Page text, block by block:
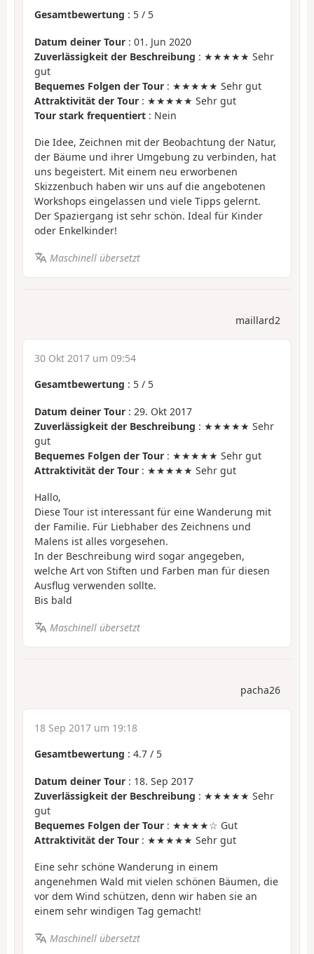
Gesamtbewertung : 5 / 5
Datum deiner Tour : 01. Jun 2020
Zuverlässigkeit der Beschreibung : ★★★★★ Sehr
gut
Bequemes Folgen der Tour : ★★★★★ Sehr gut
Attraktivität der Tour : ★★★★★ Sehr gut
Tour stark frequentiert : Nein
Die Idee, Zeichnen mit der Beobachtung der Natur,
der Bäume und ihrer Umgebung zu verbinden, hat
uns begeistert. Mit einem neu erworbenen
Skizzenbuch haben wir uns auf die angebotenen
Workshops eingelassen und viele Tipps gelernt.
Der Spaziergang ist sehr schön. Ideal für Kinder
oder Enkelkinder!
Maschinell übersetzt
maillard2
30 Okt 2017 um 09:54
Gesamtbewertung : 5 / 5
Datum deiner Tour : 29. Okt 2017
Zuverlässigkeit der Beschreibung : ★★★★★ Sehr
gut
Bequemes Folgen der Tour : ★★★★★ Sehr gut
Attraktivität der Tour : ★★★★★ Sehr gut
Hallo,
Diese Tour ist interessant für eine Wanderung mit
der Familie. Für Liebhaber des Zeichnens und
Malens ist alles vorgesehen.
In der Beschreibung wird sogar angegeben,
welche Art von Stiften und Farben man für diesen
Ausflug verwenden sollte.
Bis bald
Maschinell übersetzt
pacha26
18 Sep 2017 um 19:18
Gesamtbewertung : 4.7 / 5
Datum deiner Tour : 18. Sep 2017
Zuverlässigkeit der Beschreibung : ★★★★★ Sehr
gut
Bequemes Folgen der Tour : ★★★★☆ Gut
Attraktivität der Tour : ★★★★★ Sehr gut
Eine sehr schöne Wanderung in einem
angenehmen Wald mit vielen schönen Bäumen, die
vor dem Wind schützen, denn wir haben sie an
einem sehr windigen Tag gemacht!
Maschinell übersetzt